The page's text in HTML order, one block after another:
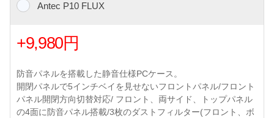
Antec P10 FLUX
+9,980円
防音パネルを搭載した静音仕様PCケース。
開閉パネルで5インチベイを見せないフロントパネル/フロント
パネル開閉方向切替対応/ フロント、両サイド、トップパネル
の4面に防音パネル搭載/3枚のダストフィルター(フロント、ボ